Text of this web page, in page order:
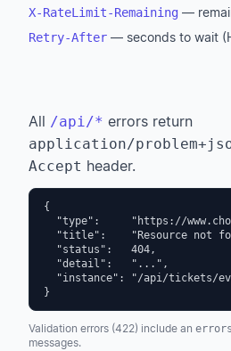
X-RateLimit-Remaining —
Retry-After — seconds to wait
All /api/* errors return
application/
Accept header.
{
"type":     "https://
"title":    "Resource not
  "status":   404,
  "detail":   "...",
"instance": "/api/tickets/
}
Validation errors (422) include an errors
messages.